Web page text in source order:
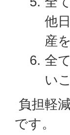
他
産
全
い
負担軽
です。